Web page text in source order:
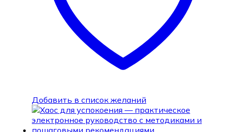
Добавить в список желаний